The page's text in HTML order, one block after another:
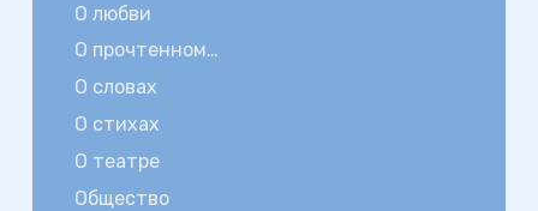
О любви
О прочтенном…
О словах
О стихах
О театре
Общество